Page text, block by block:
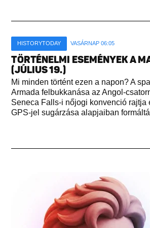
HISTORYTODAY VASÁRNAP 06:05
TÖRTÉNELMI ESEMÉNYEK A
(JÚLIUS 19.)
Mi minden történt ezen a napon? A
Armada felbukkanása az Angol-
Seneca Falls-i nőjogi konvenció rajtja
GPS-jel sugárzása alapjaiban